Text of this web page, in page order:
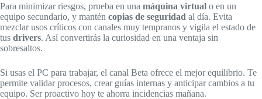
Para minimizar riesgos, prueba en una máquina virtual o en un
equipo secundario, y mantén copias de seguridad al día. Evita
mezclar usos críticos con canales muy tempranos y vigila el estado de
tus drivers. Así convertirás la curiosidad en una ventaja sin
sobresaltos.
Si usas el PC para trabajar, el canal Beta ofrece el mejor equilibrio. Te
permite validar procesos, crear guías internas y anticipar cambios a tu
equipo. Ser proactivo hoy te ahorra incidencias mañana.